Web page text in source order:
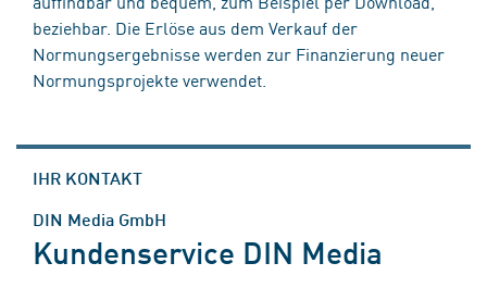
beziehbar. Die Erlöse aus dem Verkauf der
Normungsergebnisse werden zur Finanzierung neuer
Normungsprojekte verwendet.
IHR KONTAKT
DIN Media GmbH
Kundenservice DIN Media